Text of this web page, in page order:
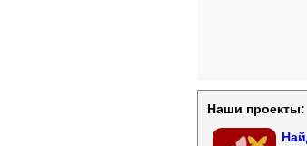
Наши проекты: